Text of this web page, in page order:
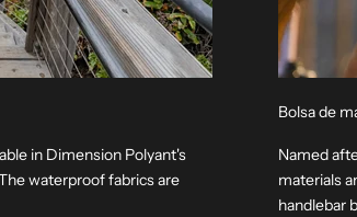
in Dimension Polyant's
waterproof fabrics are
Bolsa de
Named
materials
handlebar